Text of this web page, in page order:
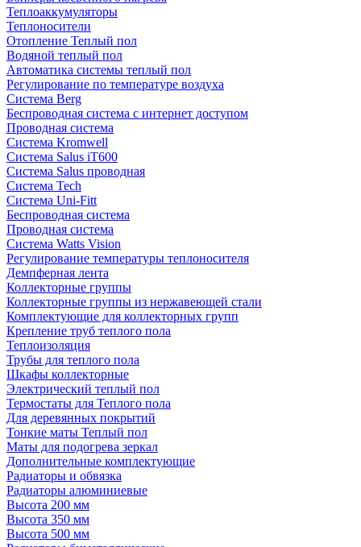
Теплоаккумуляторы
Теплоносители
Отопление Теплый пол
Водяной теплый пол
Автоматика системы теплый пол
Регулирование по температуре воздуха
Система Berg
Беспроводная система с интернет доступом
Проводная система
Система Kromwell
Система Salus iT600
Система Salus проводная
Система Tech
Система Uni-Fitt
Беспроводная система
Проводная система
Система Watts Vision
Регулирование температуры теплоносителя
Демпферная лента
Коллекторные группы
Коллекторные группы из нержавеющей стали
Комплектующие для коллекторных групп
Крепление труб теплого пола
Теплоизоляция
Трубы для теплого пола
Шкафы коллекторные
Электрический теплый пол
Термостаты для Теплого пола
Для деревянных покрытий
Тонкие маты Теплый пол
Маты для подогрева зеркал
Дополнительные комплектующие
Радиаторы и обвязка
Радиаторы алюминиевые
Высота 200 мм
Высота 350 мм
Высота 500 мм